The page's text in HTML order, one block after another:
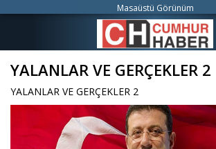
YALANLAR VE GERÇEKLER 2
YALANLAR VE GERÇEKLER 2
Masaüstü Görünüm